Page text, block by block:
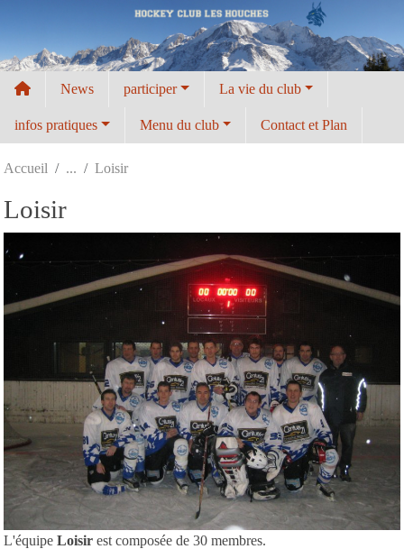
News participer La vie du club
infos pratiques Menu du club Contact et Plan
Accueil Loisir
Loisir
L'équipe Loisir est composée de 30 membres.
Panneau de gestion des cookies